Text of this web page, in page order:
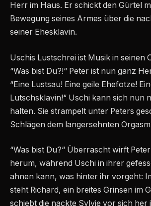
Herr im Haus. Er schickt den Gürtel
Bewegung seines Armes über die
seiner Ehesklavin.
Uschis Lustschrei ist Musik in seinen
“Was bist Du?!“ Peter ist nun ganz
“Eine Lustsau! Eine geile Ehefotze!
Lutschsklavin!“ Uschi kann sich nun
halten. Sie strampelt unter Peters
Schlägen dem langersehnten
“Was bist Du?“ Überrascht wirft
herum, während Uschi in ihrer
ahnen kann, was hinter ihr vorgeht:
steht Richard, ein breites Grinsen im
schiebt die nackte Sylvie vor sich her